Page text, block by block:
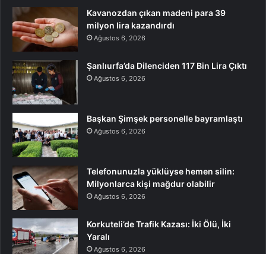
Kavanozdan çıkan madeni para 39
milyon lira kazandırdı
Ağustos 6, 2026
Şanlıurfa’da Dilenciden 117 Bin Lira Çıktı
Ağustos 6, 2026
Başkan Şimşek personelle bayramlaştı
Ağustos 6, 2026
Telefonunuzla yüklüyse hemen silin:
Milyonlarca kişi mağdur olabilir
Ağustos 6, 2026
Korkuteli’de Trafik Kazası: İki Ölü, İki
Yaralı
Ağustos 6, 2026